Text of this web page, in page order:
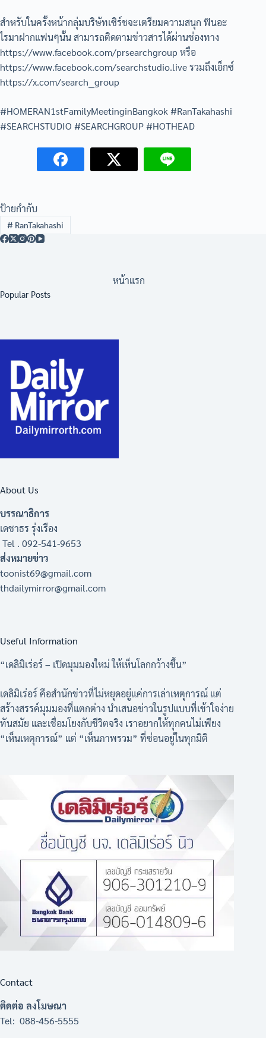
สำหรับในครั้งหน้ากลุ่มบริษัทเซิร์ชจะเตรียมความสนุก ฟินอะ
ไรมาฝากแฟนๆนั้น สามารถติดตามข่าวสารได้ผ่านช่องทาง
https://www.facebook.com/prsearchgroup หรือ
https://www.facebook.com/searchstudio.live รวมถึงเอ็กซ์
https://x.com/search__group
#HOMERAN1stFamilyMeetinginBangkok #RanTakahashi
#SEARCHSTUDIO #SEARCHGROUP #HOTHEAD
ป้ายกำกับ
# RanTakahashi
หน้าแรก
Popular Posts
About Us
บรรณาธิการ
เดชาธร รุ่งเรือง
Tel . 092-541-9653
ส่งหมายข่าว
toonist69@gmail.com
thdailymirror@gmail.com
Useful Information
“เดลิมิเร่อร์ – เปิดมุมมองใหม่ ให้เห็นโลกกว้างขึ้น”
เดลิมิเร่อร์ คือสำนักข่าวที่ไม่หยุดอยู่แค่การเล่าเหตุการณ์ แต่
สร้างสรรค์มุมมองที่แตกต่าง นำเสนอข่าวในรูปแบบที่เข้าใจง่าย
ทันสมัย และเชื่อมโยงกับชีวิตจริง เราอยากให้ทุกคนไม่เพียง
“เห็นเหตุการณ์” แต่ “เห็นภาพรวม” ที่ซ่อนอยู่ในทุกมิติ
Contact
ติดต่อ ลงโมษณา
Tel: 088-456-5555